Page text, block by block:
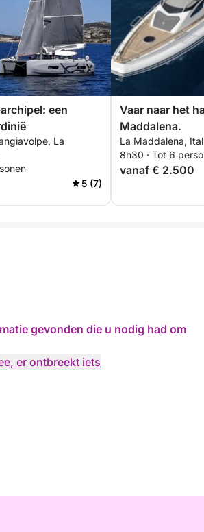
een
La
5 (7)
Vaar naar het
Maddalena.
La Maddalena,
8h30 · Tot 6
vanaf € 2.500
gevonden die u nodig had om
er ontbreekt iets